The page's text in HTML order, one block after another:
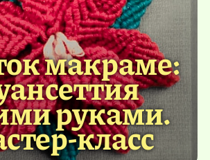
макраме:
руками.
класс